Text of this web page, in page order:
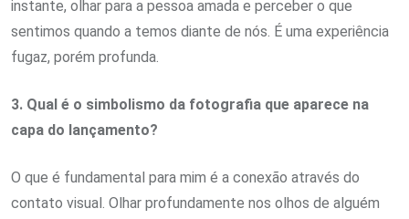
instante, olhar para a pessoa amada e perceber o que
sentimos quando a temos diante de nós. É uma experiência
fugaz, porém profunda.
3. Qual é o simbolismo da fotografia que aparece na
capa do lançamento?
O que é fundamental para mim é a conexão através do
contato visual. Olhar profundamente nos olhos de alguém